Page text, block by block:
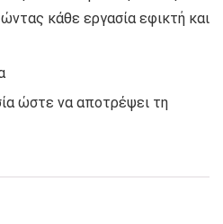
κάθε εργασία εφικτή και
ώστε να αποτρέψει τη